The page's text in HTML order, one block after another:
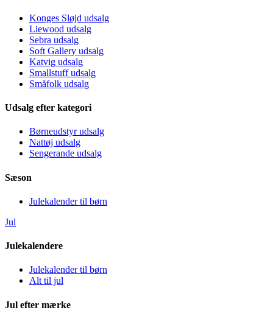
Konges Sløjd udsalg
Liewood udsalg
Sebra udsalg
Soft Gallery udsalg
Katvig udsalg
Smallstuff udsalg
Småfolk udsalg
Udsalg efter kategori
Børneudstyr udsalg
Nattøj udsalg
Sengerande udsalg
Sæson
Julekalender til børn
Jul
Julekalendere
Julekalender til børn
Alt til jul
Jul efter mærke